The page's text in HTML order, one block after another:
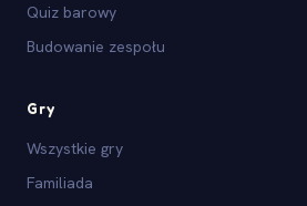
Quiz barowy
Budowanie zespołu
Gry
Wszystkie gry
Familiada